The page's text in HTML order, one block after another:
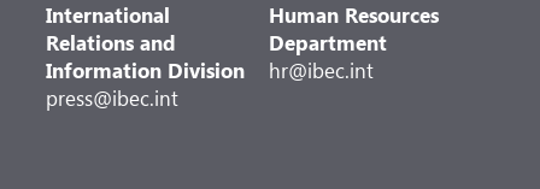
International
Relations and
Information Division
press@ibec.int
Human Resources
Department
hr@ibec.int